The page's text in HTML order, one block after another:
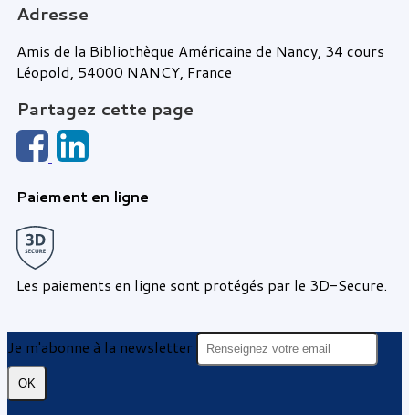
Adresse
Amis de la Bibliothèque Américaine de Nancy, 34 cours
Léopold, 54000 NANCY, France
Partagez cette page
Paiement en ligne
Les paiements en ligne sont protégés par le 3D-Secure.
Je m'abonne à la newsletter
OK